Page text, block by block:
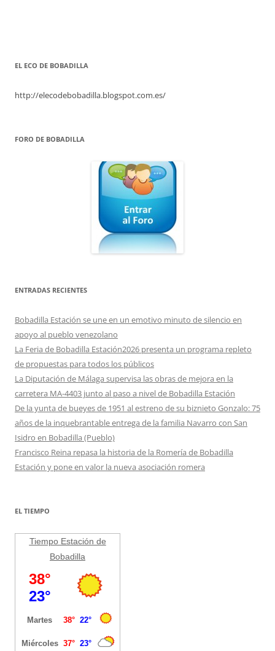
EL ECO DE BOBADILLA
http://elecodebobadilla.blogspot.com.es/
FORO DE BOBADILLA
ENTRADAS RECIENTES
Bobadilla Estación se une en un emotivo minuto de silencio en
apoyo al pueblo venezolano
La Feria de Bobadilla Estación2026 presenta un programa repleto
de propuestas para todos los públicos
La Diputación de Málaga supervisa las obras de mejora en la
carretera MA-4403 junto al paso a nivel de Bobadilla Estación
De la yunta de bueyes de 1951 al estreno de su biznieto Gonzalo: 75
años de la inquebrantable entrega de la familia Navarro con San
Isidro en Bobadilla (Pueblo)
Francisco Reina repasa la historia de la Romería de Bobadilla
Estación y pone en valor la nueva asociación romera
EL TIEMPO
Tiempo Estación de
Bobadilla